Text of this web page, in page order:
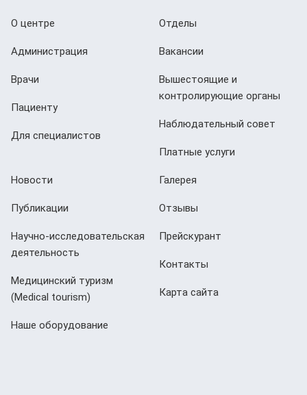
О центре
Администрация
Врачи
Пациенту
Для специалистов
Отделы
Вакансии
Вышестоящие и
контролирующие органы
Наблюдательный совет
Платные услуги
Новости
Публикации
Научно-исследовательская
деятельность
Медицинский туризм
(Мedical tourism)
Наше оборудование
Галерея
Отзывы
Прейскурант
Контакты
Карта сайта